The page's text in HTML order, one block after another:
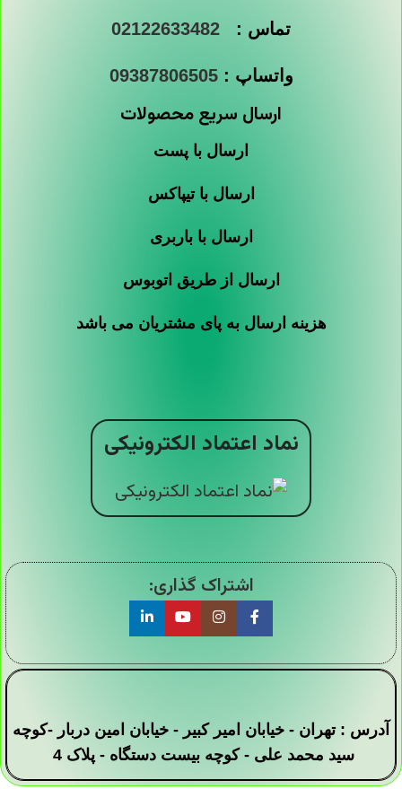
تماس : 02122633482
واتساپ :09387806505
ارسال سریع محصولات
ارسال با پست
ارسال با تیپاکس
ارسال با باربری
ارسال از طریق اتوبوس
هزینه ارسال به پای مشتریان می باشد
نماد اعتماد الکترونیکی
اشتراک گذاری:
آدرس : تهران - خیابان امیر کبیر - خیابان امین دربار -کوچه
سید محمد علی - کوچه بیست دستگاه - پلاک 4